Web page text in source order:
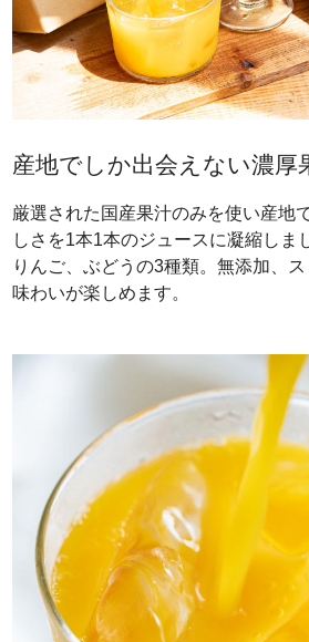
産地でしか出会えない濃厚
厳選された国産果汁のみを使い産地
しさを1本1本のジュースに凝縮しま
りんご、ぶどうの3種類。無添加、
味わいが楽しめます。